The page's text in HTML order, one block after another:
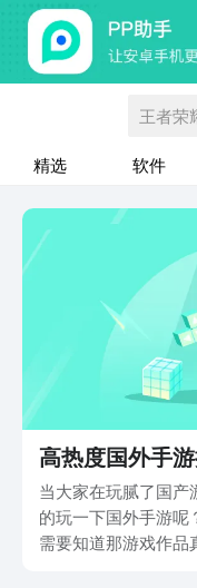
王者荣
精选 软件
高热度国外手
当大家在玩腻了国产
的玩一下国外手游呢
需要知道那游戏作品